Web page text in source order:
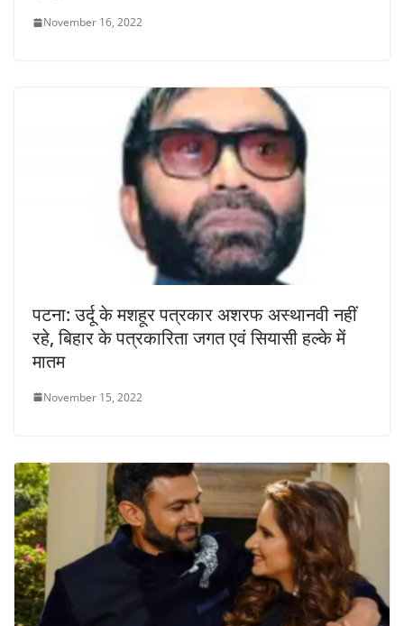
November 16, 2022
पटना: उर्दू के मशहूर पत्रकार अशरफ अस्थानवी नहीं
रहे, बिहार के पत्रकारिता जगत एवं सियासी हल्के में
मातम
November 15, 2022